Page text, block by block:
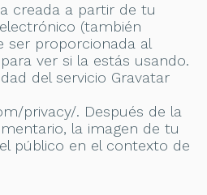
creada a partir de tu
(también
ser proporcionada al
ver si la estás usando.
del servicio Gravatar
privacy/. Después de la
la imagen de tu
público en el contexto de